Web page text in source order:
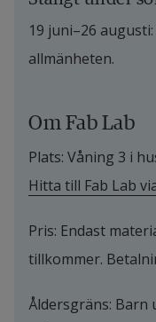
19 juni–26
allmänheten.
Om Fab Lab
Hitta till Fab Lab
Pris: Endast
tillkommer.
Åldersgräns: Barn